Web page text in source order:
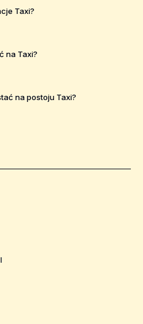
Taxi?
na Taxi?
na postoju Taxi?